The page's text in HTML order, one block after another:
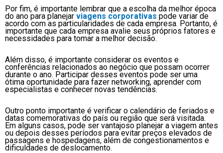
Por fim, é importante lembrar que a escolha da melhor época
do ano para planejar viagens corporativas pode variar de
acordo com as particularidades de cada empresa. Portanto, é
importante que cada empresa avalie seus próprios fatores e
necessidades para tomar a melhor decisão.
Além disso, é importante considerar os eventos e
conferências relacionados ao negócio que possam ocorrer
durante o ano. Participar desses eventos pode ser uma
ótima oportunidade para fazer networking, aprender com
especialistas e conhecer novas tendências.
Outro ponto importante é verificar o calendário de feriados e
datas comemorativas do país ou região que será visitada.
Em alguns casos, pode ser vantajoso planejar a viagem antes
ou depois desses períodos para evitar preços elevados de
passagens e hospedagens, além de congestionamentos e
dificuldades de deslocamento.